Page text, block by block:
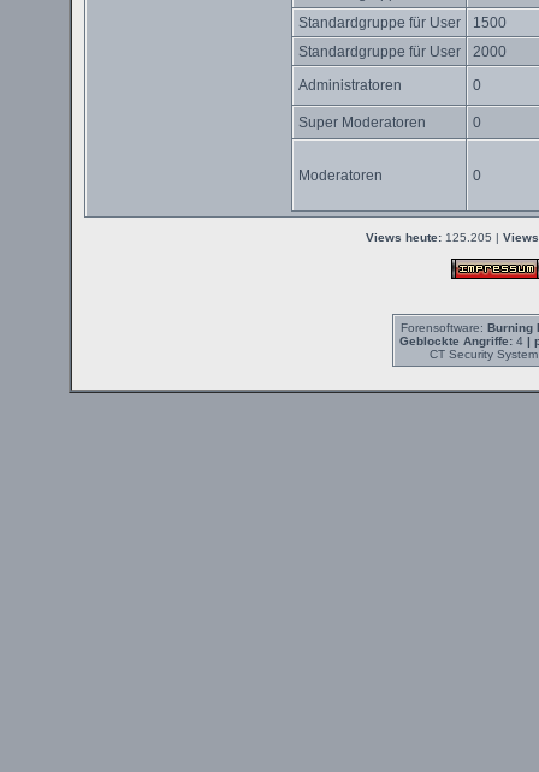
Standardgruppe für User
1500
Standardgruppe für User
2000
Administratoren
0
Super Moderatoren 0
Moderatoren 0
Views heute: 125.205 |
Forensoftware: Burning
Geblockte Angriffe:4 |
CT Security